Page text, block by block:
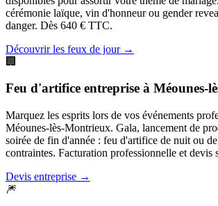
cérémonie laïque, vin d'honneur ou gender
danger. Dès 640 € TTC.
Découvrir les feux de jour→
🏢
Feu d'artifice entreprise à Méounes-
Marquez les esprits lors de vos événements
Méounes-lès-Montrieux. Gala, lancement de
soirée de fin d'année : feu d'artifice de nuit ou
contraintes. Facturation professionnelle et devis
Devis entreprise →
🎆